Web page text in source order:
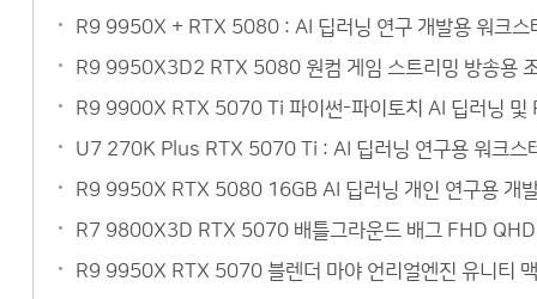
R9 9950X + RTX 5080 : AI 딥러닝 연구 개발용 워크스
R9 9950X3D2 RTX 5080 원컴 게임 스트리밍 방송용
R9 9900X RTX 5070 Ti 파이썬-파이토치 AI 딥러닝 및
U7 270K Plus RTX 5070 Ti : AI 딥러닝 연구용 워크스
R9 9950X RTX 5080 16GB AI 딥러닝 개인 연구용 개
R7 9800X3D RTX 5070 배틀그라운드 배그 FHD QHD
R9 9950X RTX 5070 블렌더 마야 언리얼엔진 유니티